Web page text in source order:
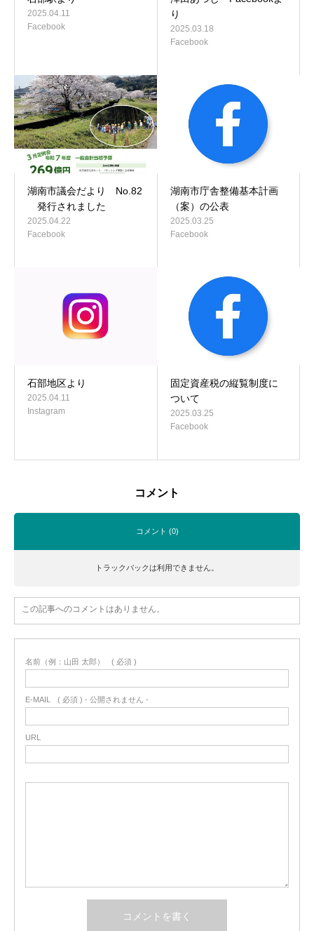
2025.04.11
Facebook
り
2025.03.18
Facebook
湖南市議会だより No.82
発行されました
2025.04.22
Facebook
湖南市庁舎整備基本計画
（案）の公表
2025.03.25
Facebook
石部地区より
2025.04.11
Instagram
固定資産税の縦覧制度に
ついて
2025.03.25
Facebook
コメント
コメント (0)
トラックバックは利用できません。
この記事へのコメントはありません。
名前（例：山田 太郎） ( 必須 )
E-MAIL ( 必須 ) - 公開されません -
URL